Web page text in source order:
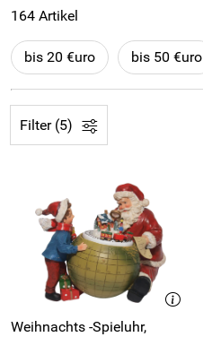
164 Artikel
bis 20 €uro bis 50 €uro
Filter (5)
Weihnachts -Spieluhr,